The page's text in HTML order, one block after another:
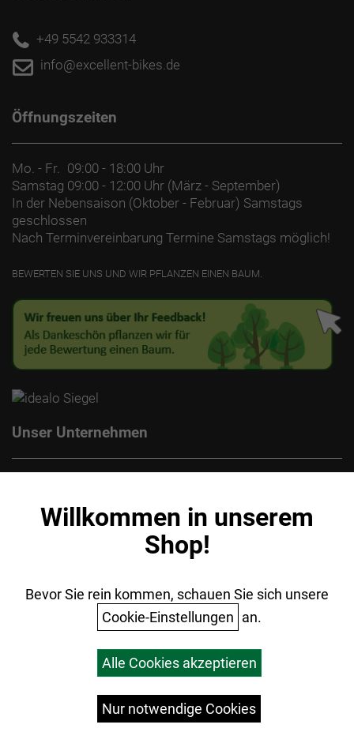
+49 5542 933314
info@excellent-bikes.de
Öffnungszeiten
Mo. - Fr. 09:00 - 18:00 Uhr
Samstag 09:00 - 12:00 Uhr (März - September)
In der Nebensaison (Oktober - Februar) Samstags
geschlossen
Nach Terminvereinbarung Termine Samstags möglich!
BEWERTEN SIE UNS UND WIR PFLANZEN EINEN BAUM.
Unser Unternehmen
Datenschutz
Ihr Einkauf
Versandkosten
Willkommen in unserem
Shop!
Bevor Sie rein kommen, schauen Sie sich unsere
Cookie-Einstellungen an.
Alle Cookies akzeptieren
Nur notwendige Cookies